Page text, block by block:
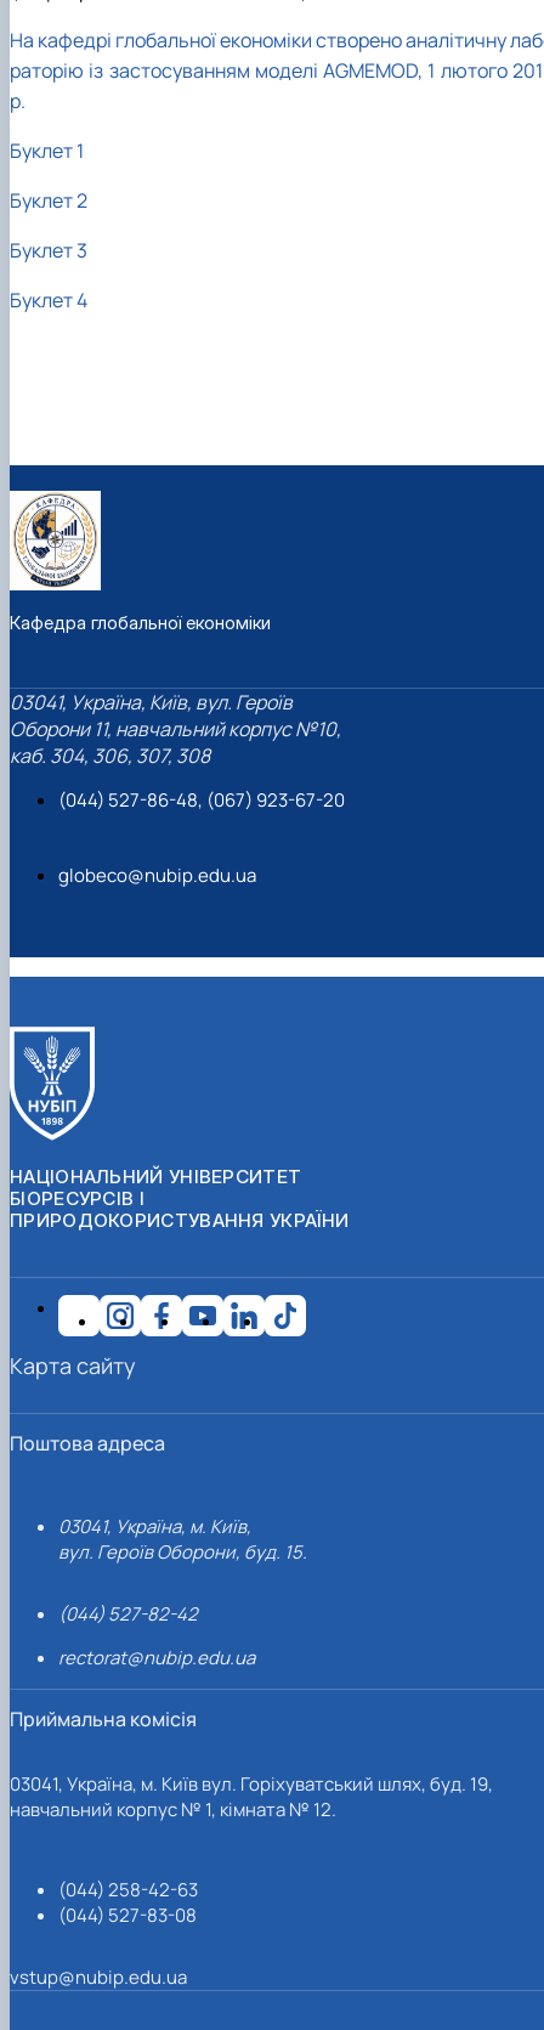
На кафедрі глобальної економіки створено аналітичну
раторію із застосуванням моделі AGMEMOD, 1 лютого
р.
Буклет 1
Буклет 2
Буклет 3
Буклет 4
Кафедра глобальної економіки
03041, Україна, Київ, вул. Героїв
Оборони 11, навчальний корпус №10,
каб. 304, 306, 307, 308
(044) 527-86-48, (067) 923-67-20
globeco@nubip.edu.ua
НАЦІОНАЛЬНИЙ УНІВЕРСИТЕТ
БІОРЕСУРСІВ І
ПРИРОДОКОРИСТУВАННЯ УКРАЇНИ
Поштова адреса
03041, Україна, м. Київ,
вул. Героїв Оборони, буд. 15.
(044) 527-82-42
rectorat@nubip.edu.ua
Приймальна комісія
03041, Україна, м. Київ вул. Горіхуватський шлях, буд. 19,
навчальний корпус № 1, кімната № 12.
(044) 258-42-63
(044) 527-83-08
vstup@nubip.edu.ua
Карта сайту